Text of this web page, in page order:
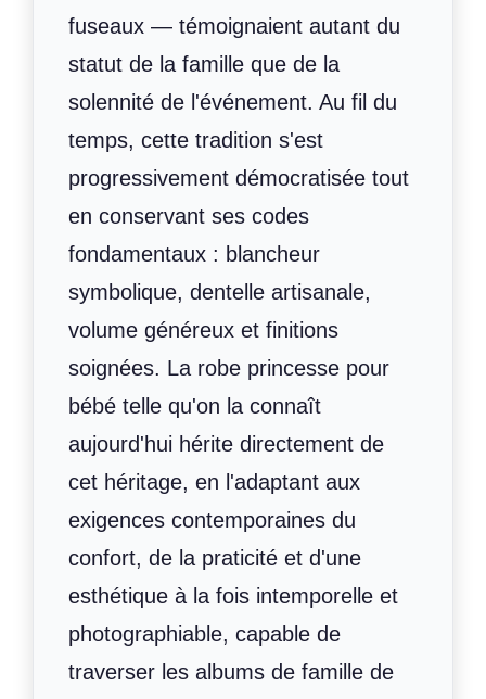
fuseaux — témoignaient autant du
statut de la famille que de la
solennité de l'événement. Au fil du
temps, cette tradition s'est
progressivement démocratisée tout
en conservant ses codes
fondamentaux : blancheur
symbolique, dentelle artisanale,
volume généreux et finitions
soignées. La robe princesse pour
bébé telle qu'on la connaît
aujourd'hui hérite directement de
cet héritage, en l'adaptant aux
exigences contemporaines du
confort, de la praticité et d'une
esthétique à la fois intemporelle et
photographiable, capable de
traverser les albums de famille de